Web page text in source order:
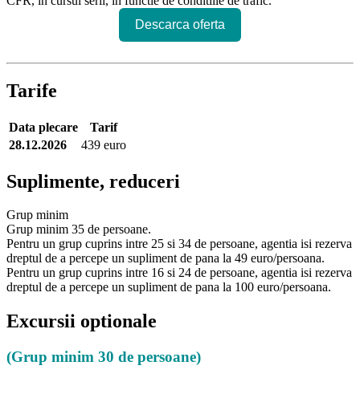
Descarca oferta
Tarife
Data plecare
Tarif
28.12.2026
439 euro
Suplimente, reduceri
Grup minim
Grup minim 35 de persoane.
Pentru un grup cuprins intre 25 si 34 de persoane, agentia isi rezerva
dreptul de a percepe un supliment de pana la 49 euro/persoana.
Pentru un grup cuprins intre 16 si 24 de persoane, agentia isi rezerva
dreptul de a percepe un supliment de pana la 100 euro/persoana.
Excursii optionale
(Grup minim 30 de persoane)